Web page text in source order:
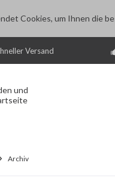
Cookies, um Ihnen die
Versand
Archiv